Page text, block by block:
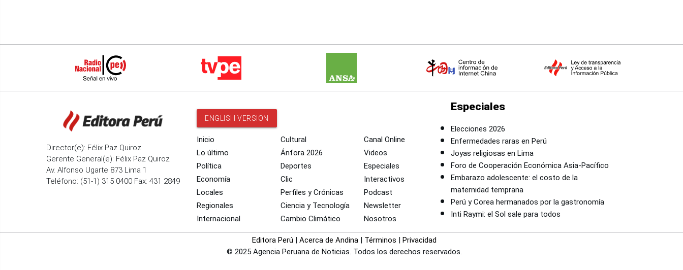
Director(e): Félix Paz Quiroz
Gerente General(e): Félix Paz Quiroz
Av. Alfonso Ugarte 873 Lima 1
Teléfono: (51-1) 315 0400 Fax: 431 2849
ENGLISH VERSION
Inicio
Lo último
Política
Economía
Locales
Regionales
Internacional
Cultural
Ánfora 2026
Deportes
Clic
Perfiles y Crónicas
Ciencia y Tecnología
Cambio Climático
Canal Online
Videos
Especiales
Interactivos
Podcast
Newsletter
Nosotros
Especiales
Elecciones 2026
Enfermedades raras en Perú
Joyas religiosas en Lima
Foro de Cooperación Económica Asia-Pacífico
Embarazo adolescente: el costo de la
maternidad temprana
Perú y Corea hermanados por la gastronomía
Inti Raymi: el Sol sale para todos
Editora Perú | Acerca de Andina| Términos | Privacidad
© 2025 Agencia Peruana de Noticias. Todos los derechos reservados.